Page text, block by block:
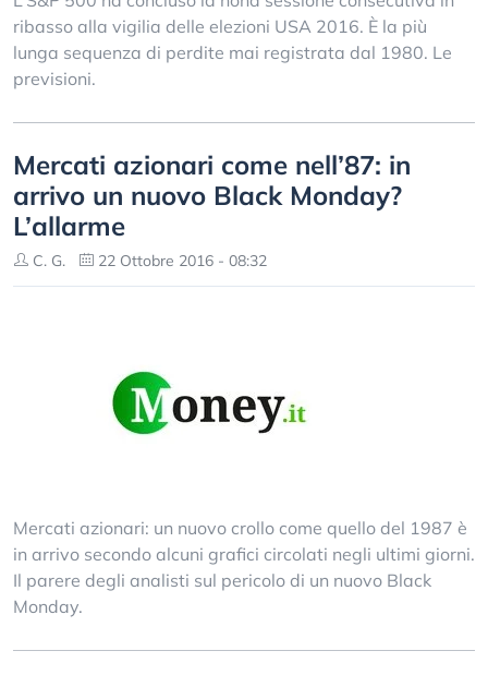
ribasso alla vigilia delle elezioni USA 2016. È la più
lunga sequenza di perdite mai registrata dal 1980. Le
previsioni.
Mercati azionari come nell’87: in
arrivo un nuovo Black Monday?
L’allarme
C. G. 22 Ottobre 2016 - 08:32
Mercati azionari: un nuovo crollo come quello del 1987 è
in arrivo secondo alcuni grafici circolati negli ultimi giorni.
Il parere degli analisti sul pericolo di un nuovo Black
Monday.